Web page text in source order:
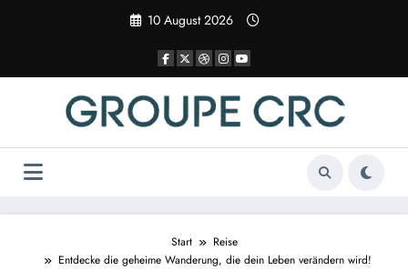
10 August 2026
Start
Reise
Entdecke die geheime Wanderung, die dein Leben verändern wird!